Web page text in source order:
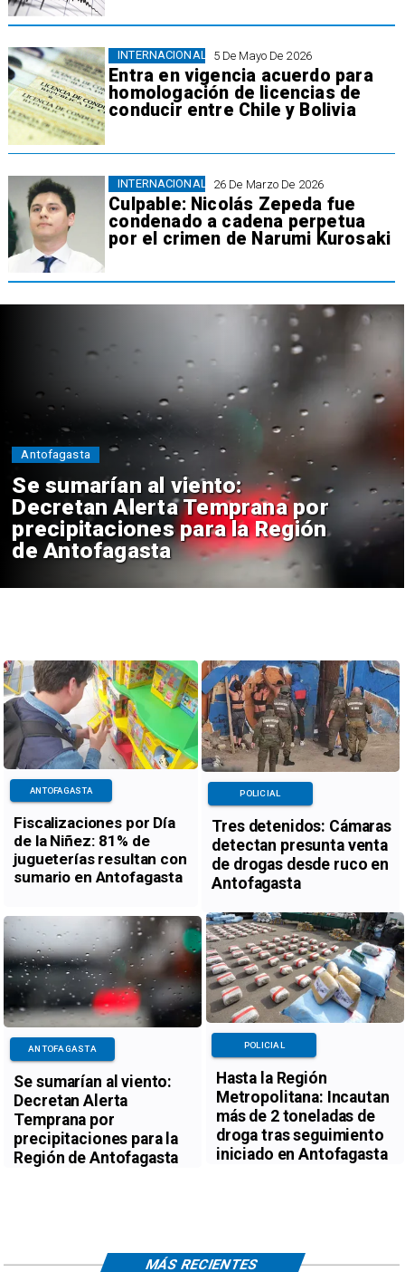
5 De Mayo De 2026
Entra en vigencia acuerdo para
homologación de licencias de
conducir entre Chile y Bolivia
INTERNACIONAL
26 De Marzo De 2026
Culpable: Nicolás Zepeda fue
condenado a cadena perpetua
por el crimen de Narumi Kurosaki
INTERNACIONAL
Se sumarían al viento:
Decretan Alerta Temprana por
precipitaciones para la Región
de Antofagasta
Antofagasta
Fiscalizaciones por Día
de la Niñez: 81% de
jugueterías resultan con
sumario en Antofagasta
ANTOFAGASTA
Tres detenidos: Cámaras
detectan presunta venta
de drogas desde ruco en
Antofagasta
POLICIAL
Se sumarían al viento:
Decretan Alerta
Temprana por
precipitaciones para la
Región de Antofagasta
ANTOFAGASTA
Hasta la Región
Metropolitana: Incautan
más de 2 toneladas de
droga tras seguimiento
iniciado en Antofagasta
POLICIAL
MÁS RECIENTES